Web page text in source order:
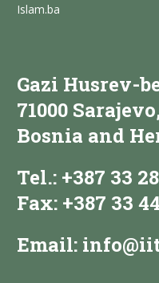
Islam.ba
Gazi Husrev-
71000
Bosnia and
Tel.: +387 33
Fax: +387 33
Email: